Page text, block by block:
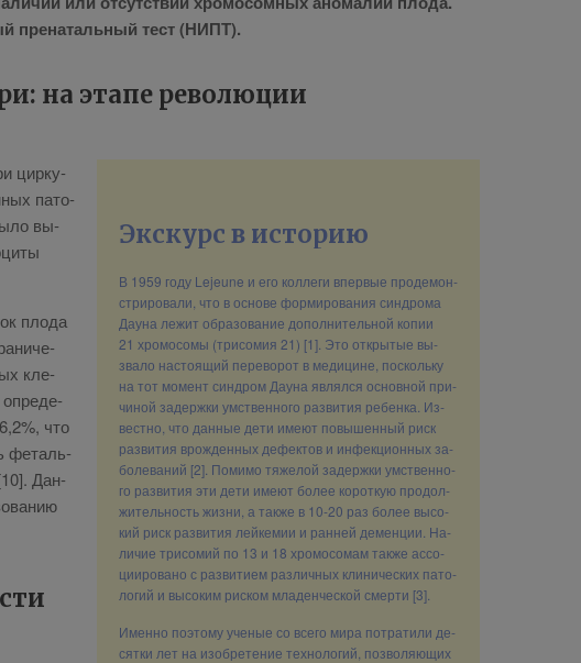
пре­на­таль­ный тест (НИПТ).
на этапе революции
Экскурс в историю
В 1959 го­ду Lejeune и его кол­ле­ги впер­вые про­де­мон­
стри­ро­ва­ли, что в ос­но­ве фор­ми­ро­ва­ния син­дро­ма
Да­у­на ле­жит об­ра­зо­ва­ние до­пол­ни­тель­ной ко­пии
21 хро­мо­со­мы (три­со­мия 21) [1]. Это от­кры­тые вы­
зва­ло на­сто­я­щий пе­ре­во­рот в ме­ди­цине, по­сколь­ку
на тот мо­мент син­дром Да­у­на яв­лял­ся ос­нов­ной при­
чи­ной за­держ­ки ум­ствен­но­го раз­ви­тия ре­бен­ка. Из­
вест­но, что дан­ные де­ти име­ют по­вы­шен­ный риск
раз­ви­тия врож­ден­ных де­фек­тов и ин­фек­ци­он­ных за­
боле­ва­ний [2]. По­ми­мо тя­же­лой за­держ­ки ум­ствен­но­
го раз­ви­тия эти де­ти име­ют бо­лее ко­рот­кую про­дол­
жи­тель­ность жиз­ни, а так­же в 10-20 раз бо­лее вы­со­
кий риск раз­ви­тия лей­ке­мии и ран­ней де­мен­ции. На­
ли­чие три­со­мий по 13 и 18 хро­мо­со­мам так­же ас­со­
ци­и­ро­ва­но с раз­ви­ти­ем раз­лич­ных кли­ни­че­ских па­то­
ло­гий и вы­со­ким риском мла­ден­че­ской смер­ти [3].
Имен­но по­это­му уче­ные со все­го ми­ра по­тра­ти­ли де­
сят­ки лет на изоб­ре­те­ние тех­но­ло­гий, поз­во­ля­ю­щих
цир­ку­
па­то­
вы­
пло­да
кле­
опре­де­
что
фе­таль­
Дан­